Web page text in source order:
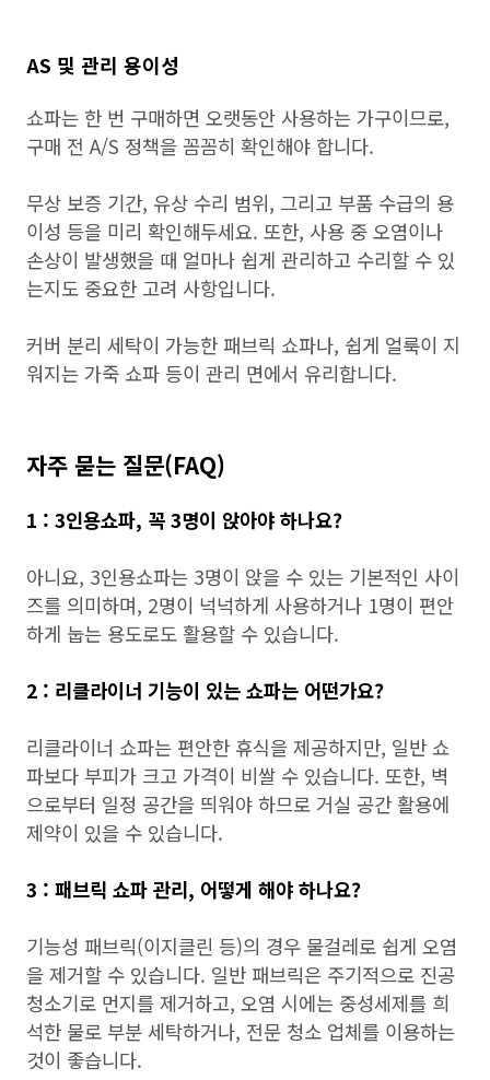
AS 및 관리 용이성
쇼파는 한 번 구매하면 오랫동안 사용하는 가구이므로,
구매 전 A/S 정책을 꼼꼼히 확인해야 합니다.
무상 보증 기간, 유상 수리 범위, 그리고 부품 수급의 용
이성 등을 미리 확인해두세요. 또한, 사용 중 오염이나
손상이 발생했을 때 얼마나 쉽게 관리하고 수리할 수 있
는지도 중요한 고려 사항입니다.
커버 분리 세탁이 가능한 패브릭 쇼파나, 쉽게 얼룩이 지
워지는 가죽 쇼파 등이 관리 면에서 유리합니다.
자주 묻는 질문(FAQ)
1 : 3인용쇼파, 꼭 3명이 앉아야 하나요?
아니요, 3인용쇼파는 3명이 앉을 수 있는 기본적인 사이
즈를 의미하며, 2명이 넉넉하게 사용하거나 1명이 편안
하게 눕는 용도로도 활용할 수 있습니다.
2 : 리클라이너 기능이 있는 쇼파는 어떤가요?
리클라이너 쇼파는 편안한 휴식을 제공하지만, 일반 쇼
파보다 부피가 크고 가격이 비쌀 수 있습니다. 또한, 벽
으로부터 일정 공간을 띄워야 하므로 거실 공간 활용에
제약이 있을 수 있습니다.
3 : 패브릭 쇼파 관리, 어떻게 해야 하나요?
기능성 패브릭(이지클린 등)의 경우 물걸레로 쉽게 오염
을 제거할 수 있습니다. 일반 패브릭은 주기적으로 진공
청소기로 먼지를 제거하고, 오염 시에는 중성세제를 희
석한 물로 부분 세탁하거나, 전문 청소 업체를 이용하는
것이 좋습니다.